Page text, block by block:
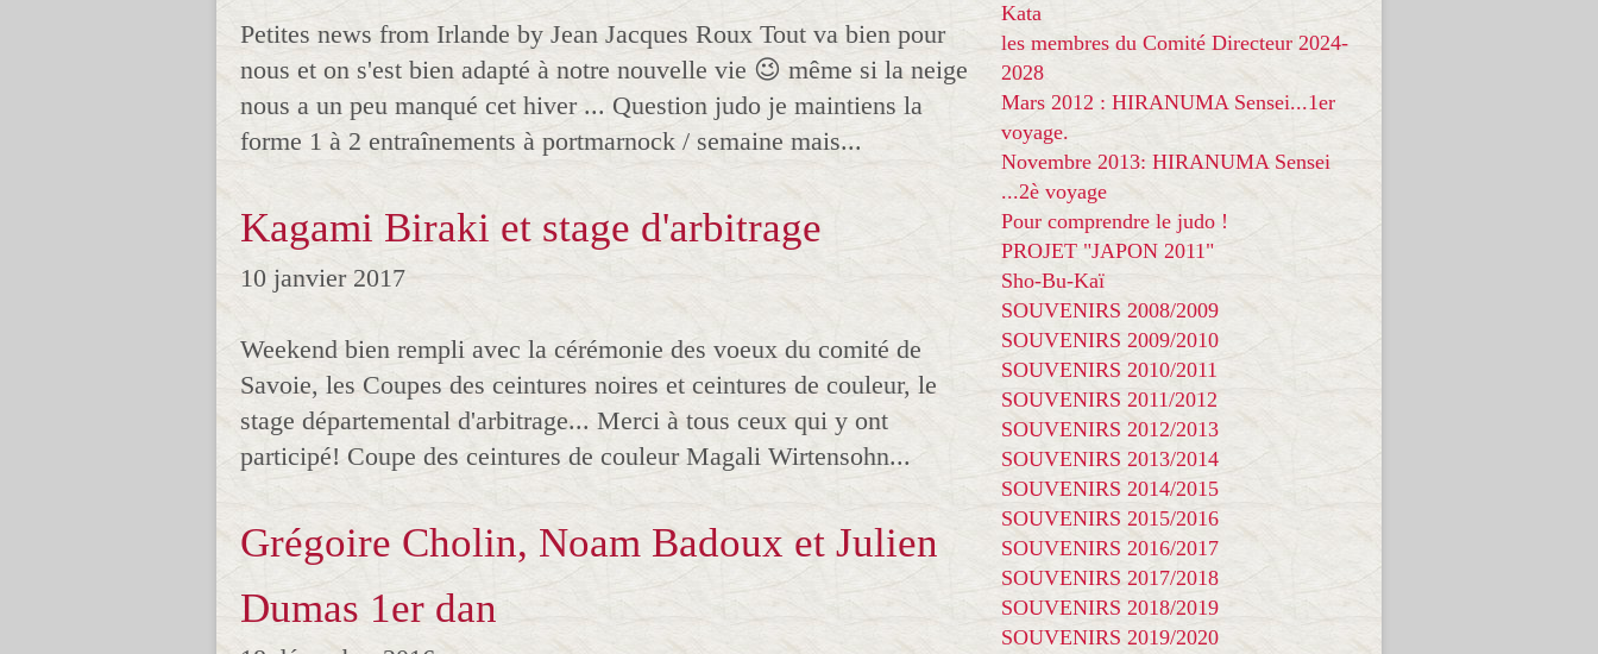
Petites news from Irlande by Jean Jacques Roux Tout va bien pour
nous et on s'est bien adapté à notre nouvelle vie 😉 même si la neige
nous a un peu manqué cet hiver ... Question judo je maintiens la
forme 1 à 2 entraînements à portmarnock / semaine mais...
Kagami Biraki et stage d'arbitrage
10 janvier 2017
Weekend bien rempli avec la cérémonie des voeux du comité de
Savoie, les Coupes des ceintures noires et ceintures de couleur, le
stage départemental d'arbitrage... Merci à tous ceux qui y ont
participé! Coupe des ceintures de couleur Magali Wirtensohn...
Grégoire Cholin, Noam Badoux et Julien
Dumas 1er dan
Kata
les membres du Comité Directeur 2024-
2028
Mars 2012 : HIRANUMA Sensei...1er
voyage.
Novembre 2013: HIRANUMA Sensei
...2è voyage
Pour comprendre le judo !
PROJET "JAPON 2011"
Sho-Bu-Kaï
SOUVENIRS 2008/2009
SOUVENIRS 2009/2010
SOUVENIRS 2010/2011
SOUVENIRS 2011/2012
SOUVENIRS 2012/2013
SOUVENIRS 2013/2014
SOUVENIRS 2014/2015
SOUVENIRS 2015/2016
SOUVENIRS 2016/2017
SOUVENIRS 2017/2018
SOUVENIRS 2018/2019
SOUVENIRS 2019/2020